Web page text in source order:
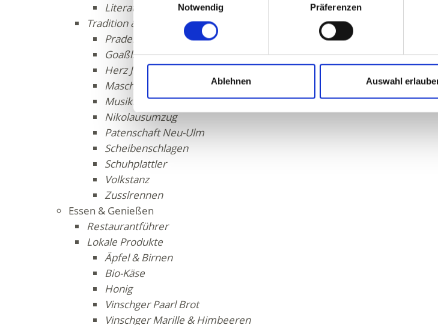
Notwendig
Präferenzen
Ablehnen Auswahl
Literaturwissenschaftler
Tradition & Brauchtum
Prader Bräuche im Jahreskreis
Goaßlschnöller
Herz Jesu Feuer
Maschgertanz
Musikkapelle
Nikolausumzug
Patenschaft Neu-Ulm
Scheibenschlagen
Schuhplattler
Volkstanz
Zusslrennen
Essen & Genießen
Restaurantführer
Lokale Produkte
Äpfel & Birnen
Bio-Käse
Honig
Vinschger Paarl Brot
Vinschger Marille & Himbeeren